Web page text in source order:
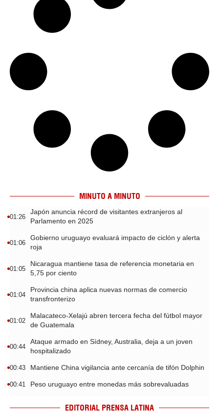
MINUTO A MINUTO
01:26
Japón anuncia récord de visitantes extranjeros al
Parlamento en 2025
01:06
Gobierno uruguayo evaluará impacto de ciclón y alerta
roja
01:05
Nicaragua mantiene tasa de referencia monetaria en
5,75 por ciento
01:04
Provincia china aplica nuevas normas de comercio
transfronterizo
01:02
Malacateco-Xelajú abren tercera fecha del fútbol mayor
de Guatemala
00:44
Ataque armado en Sídney, Australia, deja a un joven
hospitalizado
00:43 Mantiene China vigilancia ante cercanía de tifón Dolphin
00:41 Peso uruguayo entre monedas más sobrevaluadas
EDITORIAL PRENSA LATINA